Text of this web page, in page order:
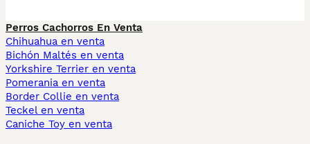
Perros Cachorros En Venta
Chihuahua en venta
Bichón Maltés en venta
Yorkshire Terrier en venta
Pomerania en venta
Border Collie en venta
Teckel en venta
Caniche Toy en venta